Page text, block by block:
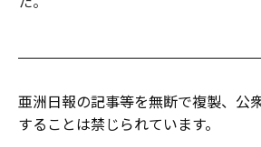
亜洲日報の記事等を無断で複製、公
することは禁じられています。